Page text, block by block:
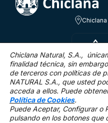
0.8
Chiclana Natural, S.A.,
finalidad técnica, sin
de terceros con políticas de
NATURAL S.A., que usted
acceda a ellos. Puede
Política de Cookies.
Puede Aceptar, Configurar o
pulsando en los botones que